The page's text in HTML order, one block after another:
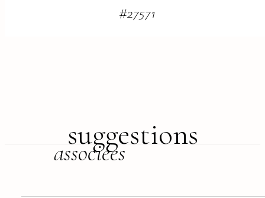
#27571
suggestions
associées